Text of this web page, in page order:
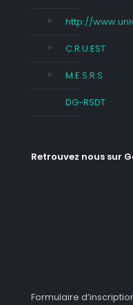
http://
C.R.U.EST
M.E.S.R.S
DG-RSDT
Retrouvez nous sur
Formulaire